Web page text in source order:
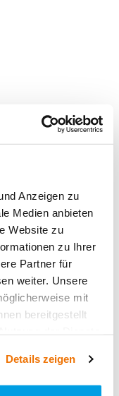
Anzeigen zu
Medien anbieten
Website zu
zu Ihrer
Partner für
weiter. Unsere
mit
bereitgestellt
Details zeigen